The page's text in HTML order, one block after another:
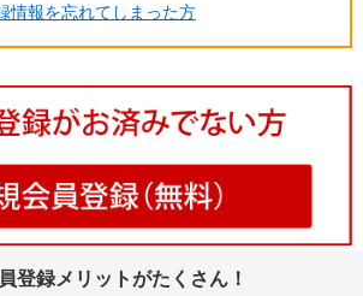
情報を忘れてしまった方
登録メリットがたくさん！